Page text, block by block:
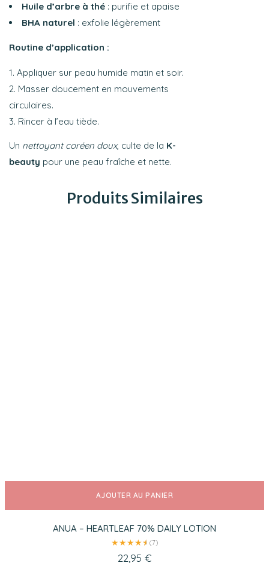
Huile d’arbre à thé : purifie et apaise
BHA naturel : exfolie légèrement
Routine d’application :
Appliquer sur peau humide matin et soir.
Masser doucement en mouvements
circulaires.
Rincer à l’eau tiède.
Un nettoyant coréen doux, culte de la K-
beauty pour une peau fraîche et nette.
Produits Similaires
AJOUTER AU PANIER
ANUA – HEARTLEAF 70% DAILY LOTION
★★★★★
★(7)
22,95 €